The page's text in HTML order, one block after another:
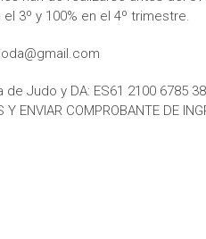
3º y 100% en el 4º trimestre.
Judo y DA: ES61 2100 6785
ENVIAR COMPROBANTE DE